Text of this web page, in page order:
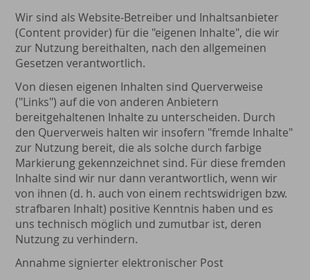
Wir sind als Website-Betreiber und Inhaltsanbieter
(Content provider) für die "eigenen Inhalte", die wir
zur Nutzung bereithalten, nach den allgemeinen
Gesetzen verantwortlich.
Von diesen eigenen Inhalten sind Querverweise
("Links") auf die von anderen Anbietern
bereitgehaltenen Inhalte zu unterscheiden. Durch
den Querverweis halten wir insofern "fremde Inhalte"
zur Nutzung bereit, die als solche durch farbige
Markierung gekennzeichnet sind. Für diese fremden
Inhalte sind wir nur dann verantwortlich, wenn wir
von ihnen (d. h. auch von einem rechtswidrigen bzw.
strafbaren Inhalt) positive Kenntnis haben und es
uns technisch möglich und zumutbar ist, deren
Nutzung zu verhindern.
Annahme signierter elektronischer Post